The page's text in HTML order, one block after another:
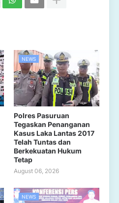
NEWS
Polres Pasuruan
Tegaskan Penanganan
Kasus Laka Lantas 2017
Telah Tuntas dan
Berkekuatan Hukum
Tetap
August 06, 2026
NEWS